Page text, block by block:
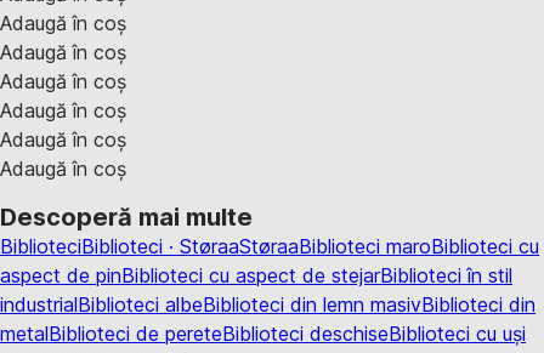
Adaugă în coș
Adaugă în coș
Adaugă în coș
Adaugă în coș
Adaugă în coș
Adaugă în coș
Descoperă mai multe
BiblioteciBiblioteci · StøraaStøraaBiblioteci maroBiblioteci cu
aspect de pinBiblioteci cu aspect de stejarBiblioteci în stil
industrialBiblioteci albeBiblioteci din lemn masivBiblioteci din
metalBiblioteci de pereteBiblioteci deschiseBiblioteci cu uși